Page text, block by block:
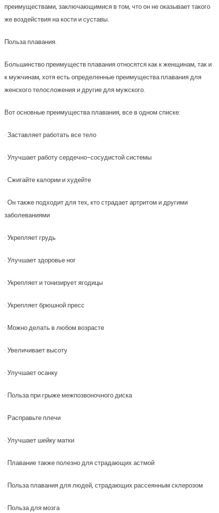
преимуществами, заключающимися в том, что он не оказывает такого
же воздействия на кости и суставы.
Польза плавания.
Большинство преимуществ плавания относятся как к женщинам, так и
к мужчинам, хотя есть определенные преимущества плавания для
женского телосложения и другие для мужского.
Вот основные преимущества плавания, все в одном списке:
· Заставляет работать все тело
· Улучшает работу сердечно-сосудистой системы
· Сжигайте калории и худейте
· Он также подходит для тех, кто страдает артритом и другими
заболеваниями
· Укрепляет грудь
· Улучшает здоровье ног
· Укрепляет и тонизирует ягодицы
· Укрепляет брюшной пресс
· Можно делать в любом возрасте
· Увеличивает высоту
· Улучшает осанку
· Польза при грыже межпозвоночного диска
· Расправьте плечи
· Улучшает шейку матки
· Плавание также полезно для страдающих астмой
· Польза плавания для людей, страдающих рассеянным склерозом
· Польза для мозга